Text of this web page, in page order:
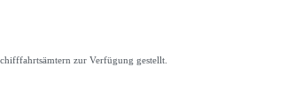
zur Verfügung gestellt.